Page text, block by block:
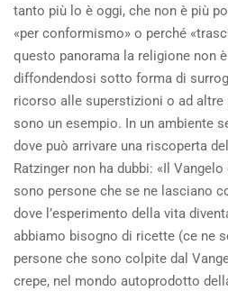
tanto più lo è oggi, che non è più
«per conformismo» o perché
questo panorama la religione non
diffondendosi sotto forma di
ricorso alle superstizioni o ad
sono un esempio. In un ambiente
dove può arrivare una riscoperta
Ratzinger non ha dubbi: «Il
sono persone che se ne lasciano
dove l’esperimento della vita
abbiamo bisogno di ricette (ce ne
persone che sono colpite dal
crepe, nel mondo autoprodotto